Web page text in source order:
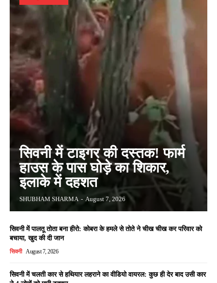
सिवनी में टाइगर की दस्तक! फार्म
हाउस के पास घोड़े का शिकार,
इलाके में दहशत
SHUBHAM SHARMA - August 7, 2026
सिवनी में पालतू तोता बना हीरो: कोबरा के हमले से तोते ने चीख चीख कर परिवार को
बचाया, खुद की दी जान
सिवनी August 7, 2026
सिवनी में चलती कार से हथियार लहराने का वीडियो वायरल: कुछ ही देर बाद उसी कार